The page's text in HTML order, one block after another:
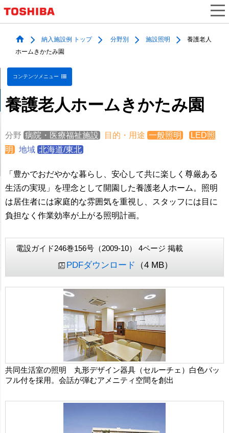
納入施設例 トップ 分野別 施設照明
養護老人
ホームきかたみ園
コンテンツメニュー
養護老人ホームきかたみ園
分野 病院・医療福祉施設 目的・用途 一般照明
LED照
明
地域 北海道/東北
「豊かでおだやかな暮らし、安心して共に楽しく尊厳ある
生活の実現」を理念として開園した養護老人ホーム。照明
は居住者には家庭的な雰囲気を重視し、スタッフには目に
負担なく作業効率が上がる照明計画。
電設ガイド246巻156号（2009-10） 4ページ 掲載
PDFダウンロード （4 MB）
共同生活室の照明 丸形デザイン器具（セルーチェ）白色バッ
フル付を採用。会話が弾むアメニティ空間を創出